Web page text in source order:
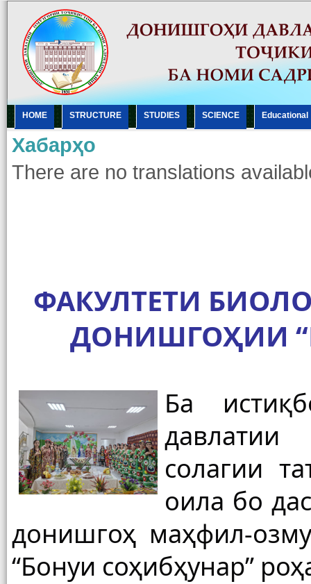
HOME STRUCTURE STUDIES SCIENCE Еducational
Хабарҳо
There are no translations
ФАКУЛТЕТИ
ДОНИШГОҲИИ
Ба
давлатии
солагии
оила бо
донишгоҳ маҳфил-
“Бонуи соҳибҳунар”